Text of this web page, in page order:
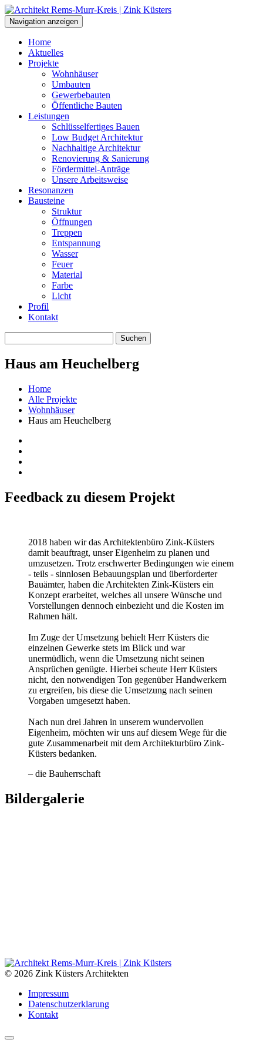
Navigation anzeigen
Home
Aktuelles
Projekte
Wohnhäuser
Umbauten
Gewerbebauten
Öffentliche Bauten
Leistungen
Schlüsselfertiges Bauen
Low Budget Architektur
Nachhaltige Architektur
Renovierung & Sanierung
Fördermittel-Anträge
Unsere Arbeitsweise
Resonanzen
Bausteine
Struktur
Öffnungen
Treppen
Entspannung
Wasser
Feuer
Material
Farbe
Licht
Profil
Kontakt
Haus am Heuchelberg
Home
Alle Projekte
Wohnhäuser
Haus am Heuchelberg
Feedback zu diesem Projekt
2018 haben wir das Architektenbüro Zink-Küsters
damit beauftragt, unser Eigenheim zu planen und
umzusetzen. Trotz erschwerter Bedingungen wie einem
- teils - sinnlosen Bebauungsplan und überforderter
Bauämter, haben die Architekten Zink-Küsters ein
Konzept erarbeitet, welches all unsere Wünsche und
Vorstellungen dennoch einbezieht und die Kosten im
Rahmen hält.
Im Zuge der Umsetzung behielt Herr Küsters die
einzelnen Gewerke stets im Blick und war
unermüdlich, wenn die Umsetzung nicht seinen
Ansprüchen genügte. Hierbei scheute Herr Küsters
nicht, den notwendigen Ton gegenüber Handwerkern
zu ergreifen, bis diese die Umsetzung nach seinen
Vorgaben umgesetzt haben.
Nach nun drei Jahren in unserem wundervollen
Eigenheim, möchten wir uns auf diesem Wege für die
gute Zusammenarbeit mit dem Architekturbüro Zink-
Küsters bedanken.
– die Bauherrschaft
Bildergalerie
© 2026 Zink Küsters Architekten
Impressum
Datenschutzerklarung
Kontakt